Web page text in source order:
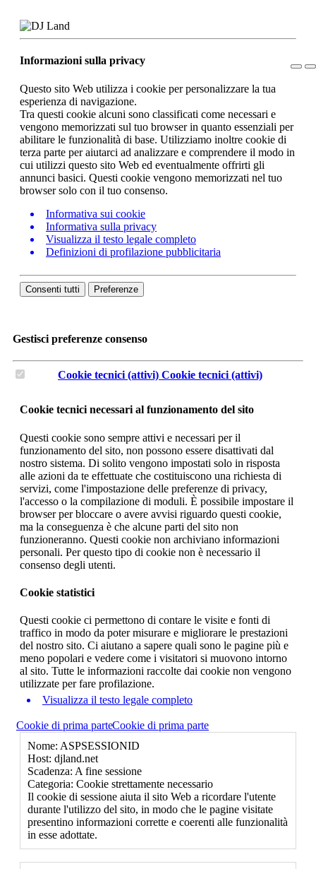
Informazioni sulla privacy
Questo sito Web utilizza i cookie per personalizzare la tua
esperienza di navigazione.
Tra questi cookie alcuni sono classificati come necessari e
vengono memorizzati sul tuo browser in quanto essenziali per
abilitare le funzionalità di base. Utilizziamo inoltre cookie di
terza parte per aiutarci ad analizzare e comprendere il modo in
cui utilizzi questo sito Web ed eventualmente offrirti gli
annunci basici. Questi cookie vengono memorizzati nel tuo
browser solo con il tuo consenso.
Informativa sui cookie
Informativa sulla privacy
Visualizza il testo legale completo
Definizioni di profilazione pubblicitaria
Consenti tutti Preferenze
Gestisci preferenze consenso
Cookie tecnici (attivi) Cookie tecnici (attivi)
Cookie tecnici necessari al funzionamento del sito
Questi cookie sono sempre attivi e necessari per il
funzionamento del sito, non possono essere disattivati dal
nostro sistema. Di solito vengono impostati solo in risposta
alle azioni da te effettuate che costituiscono una richiesta di
servizi, come l'impostazione delle preferenze di privacy,
l'accesso o la compilazione di moduli. È possibile impostare il
browser per bloccare o avere avvisi riguardo questi cookie,
ma la conseguenza è che alcune parti del sito non
funzioneranno. Questi cookie non archiviano informazioni
personali. Per questo tipo di cookie non è necessario il
consenso degli utenti.
Cookie statistici
Questi cookie ci permettono di contare le visite e fonti di
traffico in modo da poter misurare e migliorare le prestazioni
del nostro sito. Ci aiutano a sapere quali sono le pagine più e
meno popolari e vedere come i visitatori si muovono intorno
al sito. Tutte le informazioni raccolte dai cookie non vengono
utilizzate per fare profilazione.
Visualizza il testo legale completo
Cookie di prima parteCookie di prima parte
Nome: ASPSESSIONID
Host: djland.net
Scadenza: A fine sessione
Categoria: Cookie strettamente necessario
Il cookie di sessione aiuta il sito Web a ricordare l'utente
durante l'utilizzo del sito, in modo che le pagine visitate
presentino informazioni corrette e coerenti alle funzionalità
in esse adottate.